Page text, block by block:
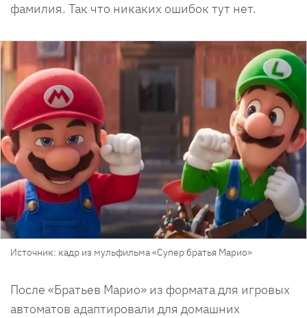
фамилия. Так что никаких ошибок тут нет.
Источник: кадр из мульфильма «Супер братья Марио»
После «Братьев Марио» из формата для игровых
автоматов адаптировали для домашних